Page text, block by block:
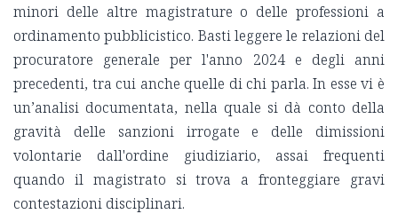
minori delle altre magistrature o delle professioni a
ordinamento pubblicistico. Basti leggere le relazioni del
procuratore generale per l'anno 2024 e degli anni
precedenti, tra cui anche quelle di chi parla. In esse vi è
un’analisi documentata, nella quale si dà conto della
gravità delle sanzioni irrogate e delle dimissioni
volontarie dall'ordine giudiziario, assai frequenti
quando il magistrato si trova a fronteggiare gravi
contestazioni disciplinari.